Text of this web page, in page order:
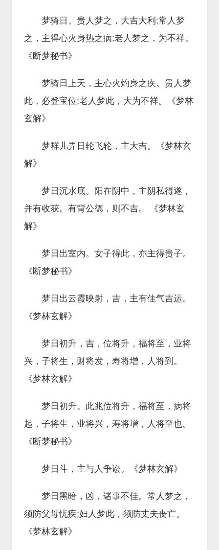
梦骑日。贵人梦之，大吉大利;常人梦
之，主得心火身热之病;老人梦之，为不祥。
《断梦秘书》
梦骑日上天，主心火灼身之疾。贵人梦
此，必登宝位;老人梦此，大为不祥。《梦林
玄解》
梦群儿弄日轮飞轮，主大吉。《梦林玄
解》
梦日沉水底。阳在阴中，主阴私得遂，
并有收获。有背公德，则不吉。 《梦林玄
解》
梦日出室内。女子得此，亦主得贵子。
《断梦秘书》
梦日出云霞映射，吉，主有佳气吉运。
《梦林玄解》
梦日初升，吉，位将升，福将至，业将
兴，子将生，财将发，寿将增，人将到。
《梦林玄解》
梦日初升。此兆位将升，福将至，病将
起，子将生，业将兴，寿将增，人将至也。
《断梦秘书》
梦日斗，主与人争讼。《梦林玄解》
梦日黑暗，凶，诸事不佳。常人梦之，
须防父母忧疾;妇人梦此，须防丈夫丧亡。
《梦林玄解》